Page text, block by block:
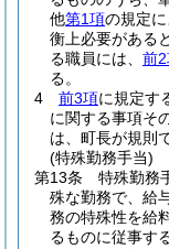
他第1項の規定
衡上必要がある
る職員には、 前
る。
4
前3項に規定す
に関する事項そ
は、町長が規則
(特殊勤務手当)
第13条
特殊勤務
殊な勤務で、給
務の特殊性を給
るものに従事す